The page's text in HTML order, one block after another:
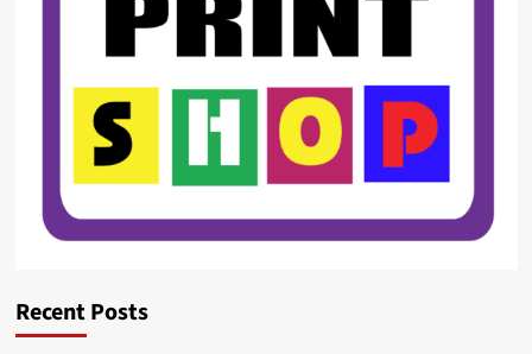
Recent Posts